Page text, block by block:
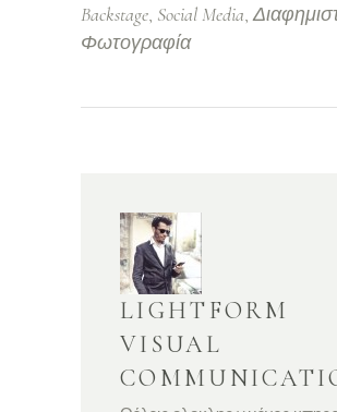
Backstage, Social Media,
Φωτογραφία
LIGHTFORM
VISUAL